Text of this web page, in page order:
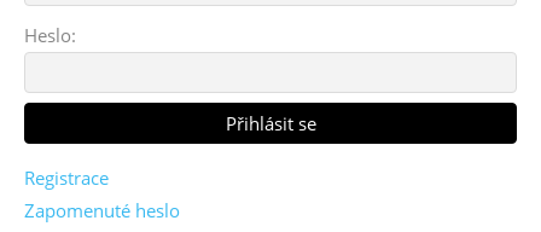
Heslo:
Registrace
Zapomenuté heslo